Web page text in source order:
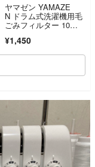
ヤマゼン YAMAZE
N ドラム式洗濯機用毛
ごみフィルター 10枚
¥1,450